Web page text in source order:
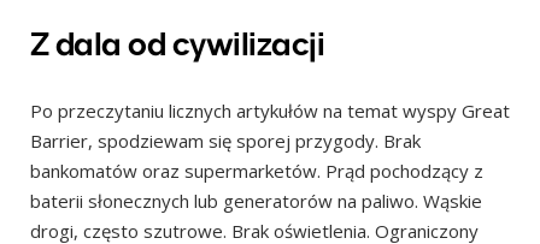
Punkt widokowy wielorybników (Whalers Lookout)
Inne szlaki trekkingowe
Plaże i zatoki
Port Fitzroy oraz Sanktuarium Glen (Glen Sanctuary)
Wskocz do wody!
Czy warto wybrać się na wyspę Great Barrier?
Z dala od cywilizacji
Po przeczytaniu licznych artykułów na temat wyspy Great
Barrier, spodziewam się sporej przygody. Brak
bankomatów oraz supermarketów. Prąd pochodzący z
baterii słonecznych lub generatorów na paliwo. Wąskie
drogi, często szutrowe. Brak oświetlenia. Ograniczony